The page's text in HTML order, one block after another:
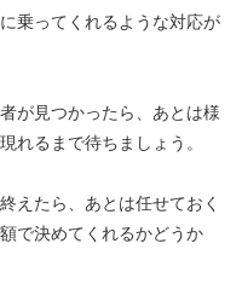
乗ってくれるような対応が
が見つかったら、あとは様
れるまで待ちましょう。
えたら、あとは任せておく
で決めてくれるかどうか